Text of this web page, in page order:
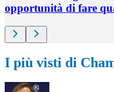
opportunità di fare
I più visti di